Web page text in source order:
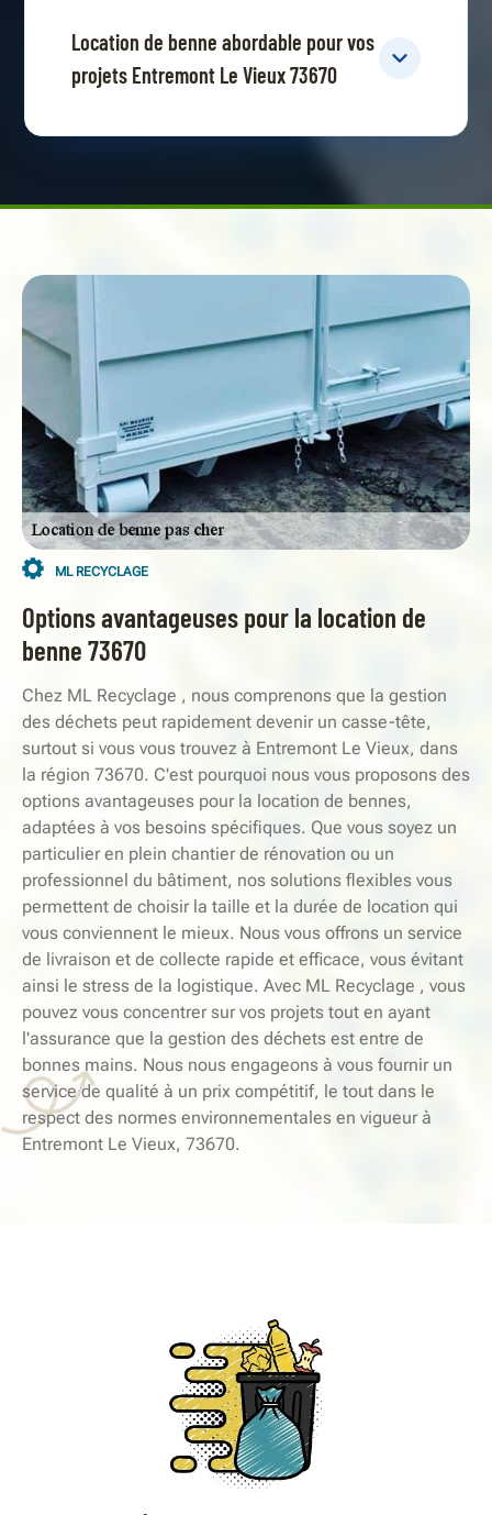
Location de benne abordable pour vos
projets Entremont Le Vieux 73670
ML RECYCLAGE
Options avantageuses pour la location de
benne 73670
Chez ML Recyclage , nous comprenons que la gestion
des déchets peut rapidement devenir un casse-tête,
surtout si vous vous trouvez à Entremont Le Vieux, dans
la région 73670. C'est pourquoi nous vous proposons des
options avantageuses pour la location de bennes,
adaptées à vos besoins spécifiques. Que vous soyez un
particulier en plein chantier de rénovation ou un
professionnel du bâtiment, nos solutions flexibles vous
permettent de choisir la taille et la durée de location qui
vous conviennent le mieux. Nous vous offrons un service
de livraison et de collecte rapide et efficace, vous évitant
ainsi le stress de la logistique. Avec ML Recyclage , vous
pouvez vous concentrer sur vos projets tout en ayant
l'assurance que la gestion des déchets est entre de
bonnes mains. Nous nous engageons à vous fournir un
service de qualité à un prix compétitif, le tout dans le
respect des normes environnementales en vigueur à
Entremont Le Vieux, 73670.